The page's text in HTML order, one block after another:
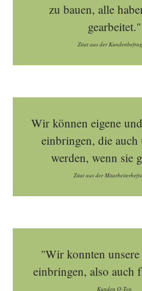
zu bauen, alle
gearbeitet."
Zitat aus der
Wir können eigene
einbringen, die auch
werden, wenn sie
Zitat aus der
"Wir konnten
einbringen, also auch
Kunden O-Ton